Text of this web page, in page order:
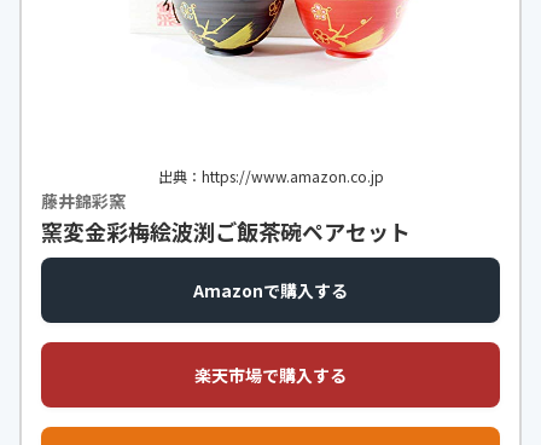
出典：https://www.amazon.co.jp
藤井錦彩窯
窯変金彩梅絵波渕ご飯茶碗ペアセット
Amazonで購入する
楽天市場で購入する